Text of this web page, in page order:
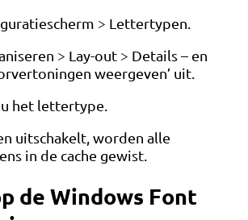
> Lettertypen.
> Lay-out > Details – en
weergeven’ uit.
het lettertype.
uitschakelt, worden alle
in de cache gewist.
de Windows Font